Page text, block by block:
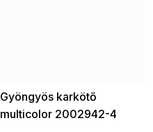
Gyöngyös karkötő
multicolor 2002942-4